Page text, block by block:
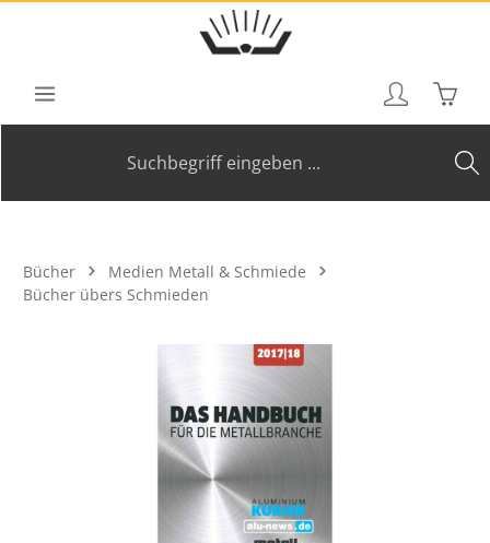
Zum Hauptinhalt springen
Bücher
Medien Metall & Schmiede
Bücher übers Schmieden